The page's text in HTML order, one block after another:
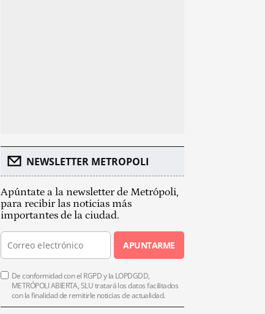
NEWSLETTER METROPOLI
Apúntate a la newsletter de Metrópoli,
para recibir las noticias más
importantes de la ciudad.
APUNTARME
De conformidad con el RGPD y la LOPDGDD,
METRÓPOLI ABIERTA, SLU tratará los datos facilitados
con la finalidad de remitirle noticias de actualidad.